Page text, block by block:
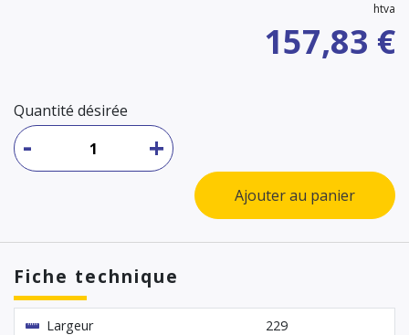
htva
157,83 €
Quantité désirée
+
-
Ajouter au panier
Fiche technique
Largeur
229